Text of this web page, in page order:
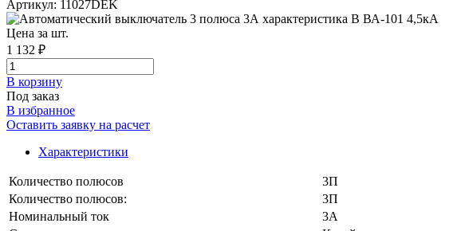
Артикул: 11027DEK
Цена за шт.
1 132 ₽
В корзинy
Под заказ
В избранное
Оставить заявку на расчет
Характеристики
Количество полюсов
3П
Количество полюсов:
3П
Номинальный ток
3A